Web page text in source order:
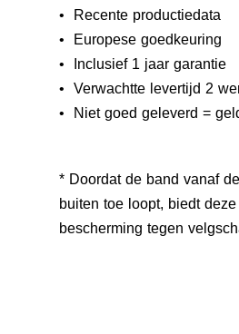
• Recente productiedata
• Europese goedkeuring
• Inclusief 1 jaar garantie
• Verwachtte levertijd 2
• Niet goed geleverd =
* Doordat de band vanaf
buiten toe loopt, biedt deze
bescherming tegen